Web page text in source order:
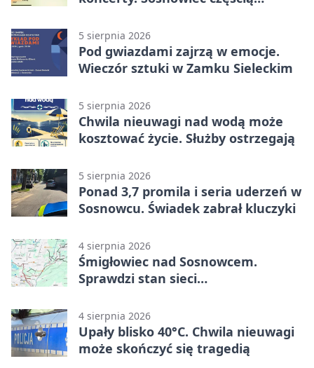
5 sierpnia 2026
Pod gwiazdami zajrzą w emocje.
Wieczór sztuki w Zamku Sieleckim
5 sierpnia 2026
Chwila nieuwagi nad wodą może
kosztować życie. Służby ostrzegają
5 sierpnia 2026
Ponad 3,7 promila i seria uderzeń w
Sosnowcu. Świadek zabrał kluczyki
4 sierpnia 2026
Śmigłowiec nad Sosnowcem.
Sprawdzi stan sieci
4 sierpnia 2026
Upały blisko 40°C. Chwila nieuwagi
może skończyć się tragedią